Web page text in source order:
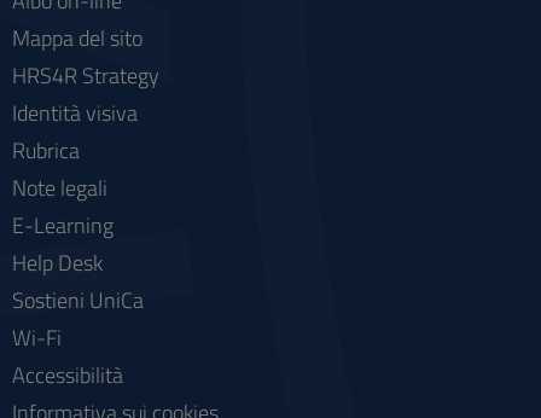
Mappa del sito
HRS4R Strategy
Identità visiva
Rubrica
Note legali
E-Learning
Help Desk
Sostieni UniCa
Wi-Fi
Accessibilità